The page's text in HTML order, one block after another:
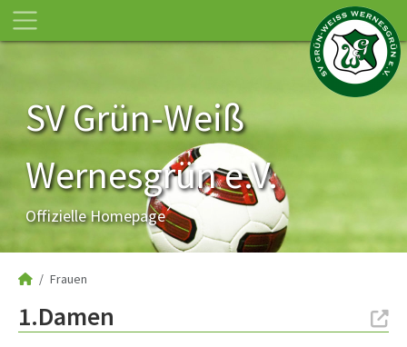
SV Grün-Weiß
Wernesgrün e.V.
Offizielle Homepage
Frauen
1.Damen